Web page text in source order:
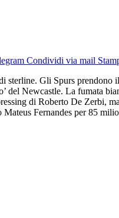
Condividi via mail
Gli Spurs
del Newcastle. La fumata
di Roberto De Zerbi,
Fernandes per 85